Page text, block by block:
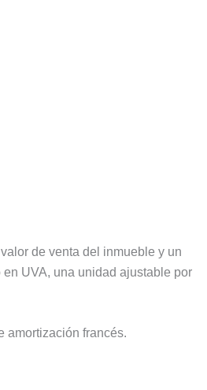
de venta del inmueble y un
UVA, una unidad ajustable por
amortización francés.